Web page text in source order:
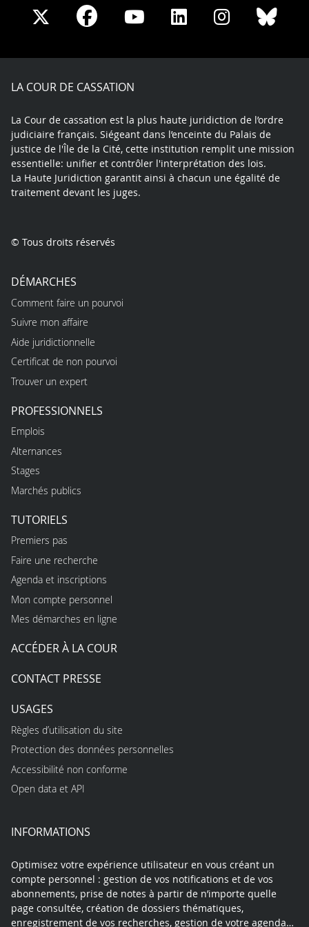
Share
X
Share
Facebook
Share
Youtube
Share
LinkedIn
Share
Instagram
LA COUR DE CASSATION
La Cour de cassation est la plus haute juridiction de l’ordre
judiciaire français. Siégeant dans l’enceinte du Palais de
justice de l'Île de la Cité, cette institution remplit une mission
essentielle: unifier et contrôler l'interprétation des lois.
La Haute Juridiction garantit ainsi à chacun une égalité de
traitement devant les juges.
© Tous droits réservés
DÉMARCHES
Comment faire un pourvoi
Suivre mon affaire
Aide juridictionnelle
Certificat de non pourvoi
Trouver un expert
PROFESSIONNELS
Emplois
Alternances
Stages
Marchés publics
TUTORIELS
Premiers pas
Faire une recherche
Agenda et inscriptions
Mon compte personnel
Mes démarches en ligne
ACCÉDER À LA COUR
CONTACT PRESSE
USAGES
Règles d’utilisation du site
Protection des données personnelles
Accessibilité non conforme
Open data et API
INFORMATIONS
Optimisez votre expérience utilisateur en vous créant un
compte personnel : gestion de vos notifications et de vos
abonnements, prise de notes à partir de n’importe quelle
page consultée, création de dossiers thématiques,
enregistrement de vos recherches, gestion de votre agenda…